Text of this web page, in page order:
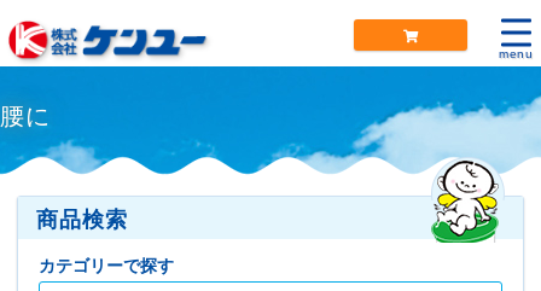
menu
腰に
商品検索
カテゴリーで探す